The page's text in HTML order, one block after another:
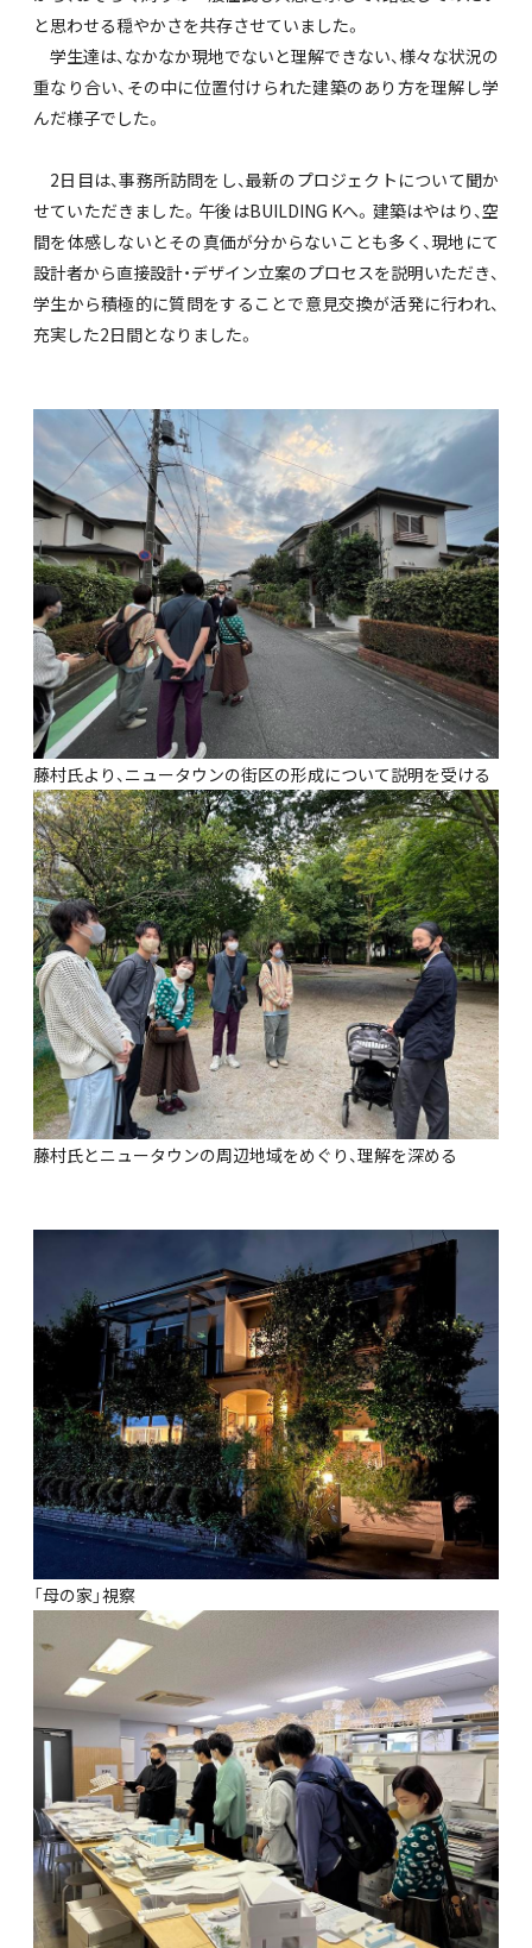
と思わせる穏やかさを共存させていました。
学生達は、なかなか現地でないと理解できない、様々な状況の
重なり合い、その中に位置付けられた建築のあり方を理解し学
んだ様子でした。
2日目は、事務所訪問をし、最新のプロジェクトについて聞か
せていただきました。午後はBUILDING Kへ。建築はやはり、空
間を体感しないとその真価が分からないことも多く、現地にて
設計者から直接設計・デザイン立案のプロセスを説明いただき、
学生から積極的に質問をすることで意見交換が活発に行われ、
充実した2日間となりました。
藤村氏より、ニュータウンの街区の形成について説明を受ける
藤村氏とニュータウンの周辺地域をめぐり、理解を深める
「母の家」視察